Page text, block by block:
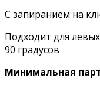
С запиранием на
Подходит для
90 градусов
Минимальная